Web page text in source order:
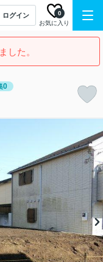
ログイン
お気に入り
0
した。
0